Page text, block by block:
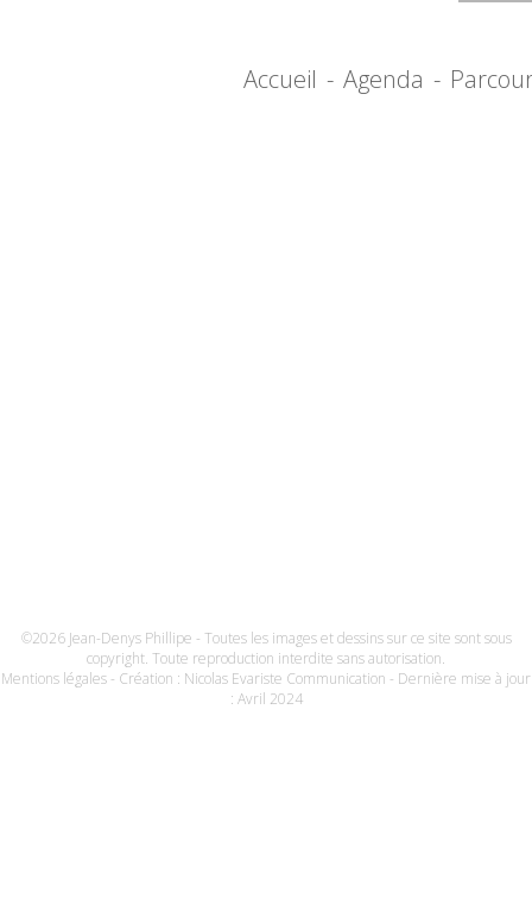
Accueil - Agenda -
©2026 Jean-Denys Phillipe - Toutes les images et dessins sur ce site sont sous
copyright. Toute reproduction interdite sans autorisation.
Mentions légales - Création : Nicolas Evariste Communication - Dernière mise à jour
: Avril 2024